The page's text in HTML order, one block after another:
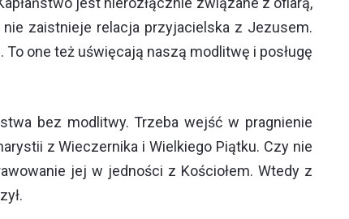
zaistnieje relacja przyjacielska z Jezusem.
one też uświęcają naszą modlitwę i posługę
bez modlitwy. Trzeba wejść w pragnienie
z Wieczernika i Wielkiego Piątku. Czy nie
jej w jedności z Kościołem. Wtedy z